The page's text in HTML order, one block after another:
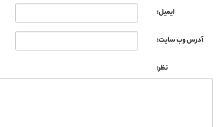
ایمیل:
آدرس وب سایت:
نظر: